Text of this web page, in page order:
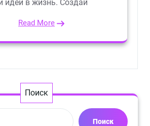
идеи в жизнь. Создай
Read More
Поиск
Поиск